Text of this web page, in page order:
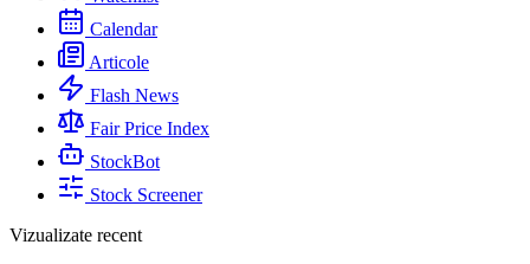
Calendar
Articole
Flash News
Fair Price Index
StockBot
Stock Screener
Vizualizate recent